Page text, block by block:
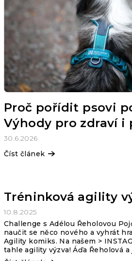
s
č
l
á
n
k
ů
Proč pořídit psovi
Výhody pro zdraví i
30.6.2026
Číst článek
Tréninková agility
10.8.2025
Challenge s Adélou Řeholovou
naučit se něco nového a vyhrát
Agility komiks. Na našem >
tahle agility výzva! Áďa Řeholová a